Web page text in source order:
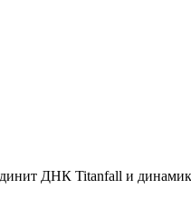
ДНК Titanfall и